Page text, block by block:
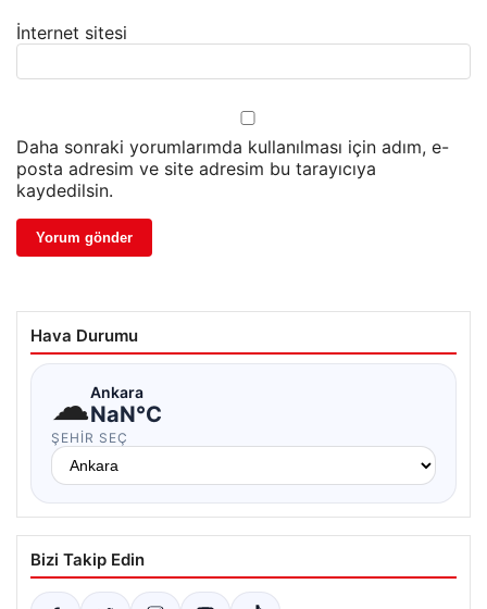
İnternet sitesi
Daha sonraki yorumlarımda kullanılması için adım, e-
posta adresim ve site adresim bu tarayıcıya
kaydedilsin.
Hava Durumu
☁Ankara
NaN°C
ŞEHIR SEÇ
Bizi Takip Edin